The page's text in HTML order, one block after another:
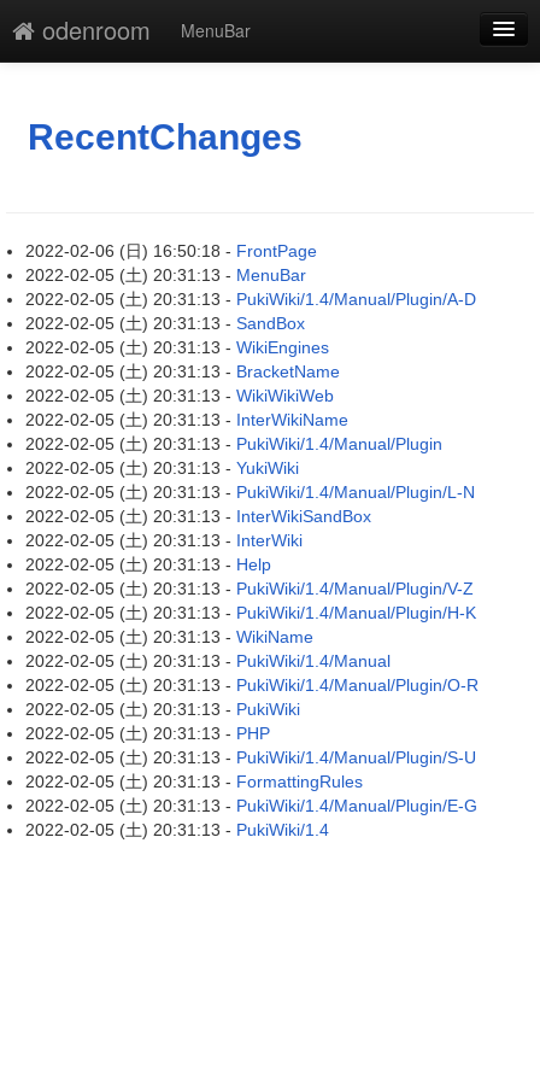
odenroom
MenuBar
最終更新
RecentChanges
2022-02-06 (日) 16:50:18 - FrontPage
2022-02-05 (土) 20:31:13 - MenuBar
2022-02-05 (土) 20:31:13 - PukiWiki/1.4/Manual/Plugin/A-D
2022-02-05 (土) 20:31:13 - SandBox
2022-02-05 (土) 20:31:13 - WikiEngines
2022-02-05 (土) 20:31:13 - BracketName
2022-02-05 (土) 20:31:13 - WikiWikiWeb
2022-02-05 (土) 20:31:13 - InterWikiName
2022-02-05 (土) 20:31:13 - PukiWiki/1.4/Manual/Plugin
2022-02-05 (土) 20:31:13 - YukiWiki
2022-02-05 (土) 20:31:13 - PukiWiki/1.4/Manual/Plugin/L-N
2022-02-05 (土) 20:31:13 - InterWikiSandBox
2022-02-05 (土) 20:31:13 - InterWiki
2022-02-05 (土) 20:31:13 - Help
2022-02-05 (土) 20:31:13 - PukiWiki/1.4/Manual/Plugin/V-Z
2022-02-05 (土) 20:31:13 - PukiWiki/1.4/Manual/Plugin/H-K
2022-02-05 (土) 20:31:13 - WikiName
2022-02-05 (土) 20:31:13 - PukiWiki/1.4/Manual
2022-02-05 (土) 20:31:13 - PukiWiki/1.4/Manual/Plugin/O-R
2022-02-05 (土) 20:31:13 - PukiWiki
2022-02-05 (土) 20:31:13 - PHP
2022-02-05 (土) 20:31:13 - PukiWiki/1.4/Manual/Plugin/S-U
2022-02-05 (土) 20:31:13 - FormattingRules
2022-02-05 (土) 20:31:13 - PukiWiki/1.4/Manual/Plugin/E-G
2022-02-05 (土) 20:31:13 - PukiWiki/1.4